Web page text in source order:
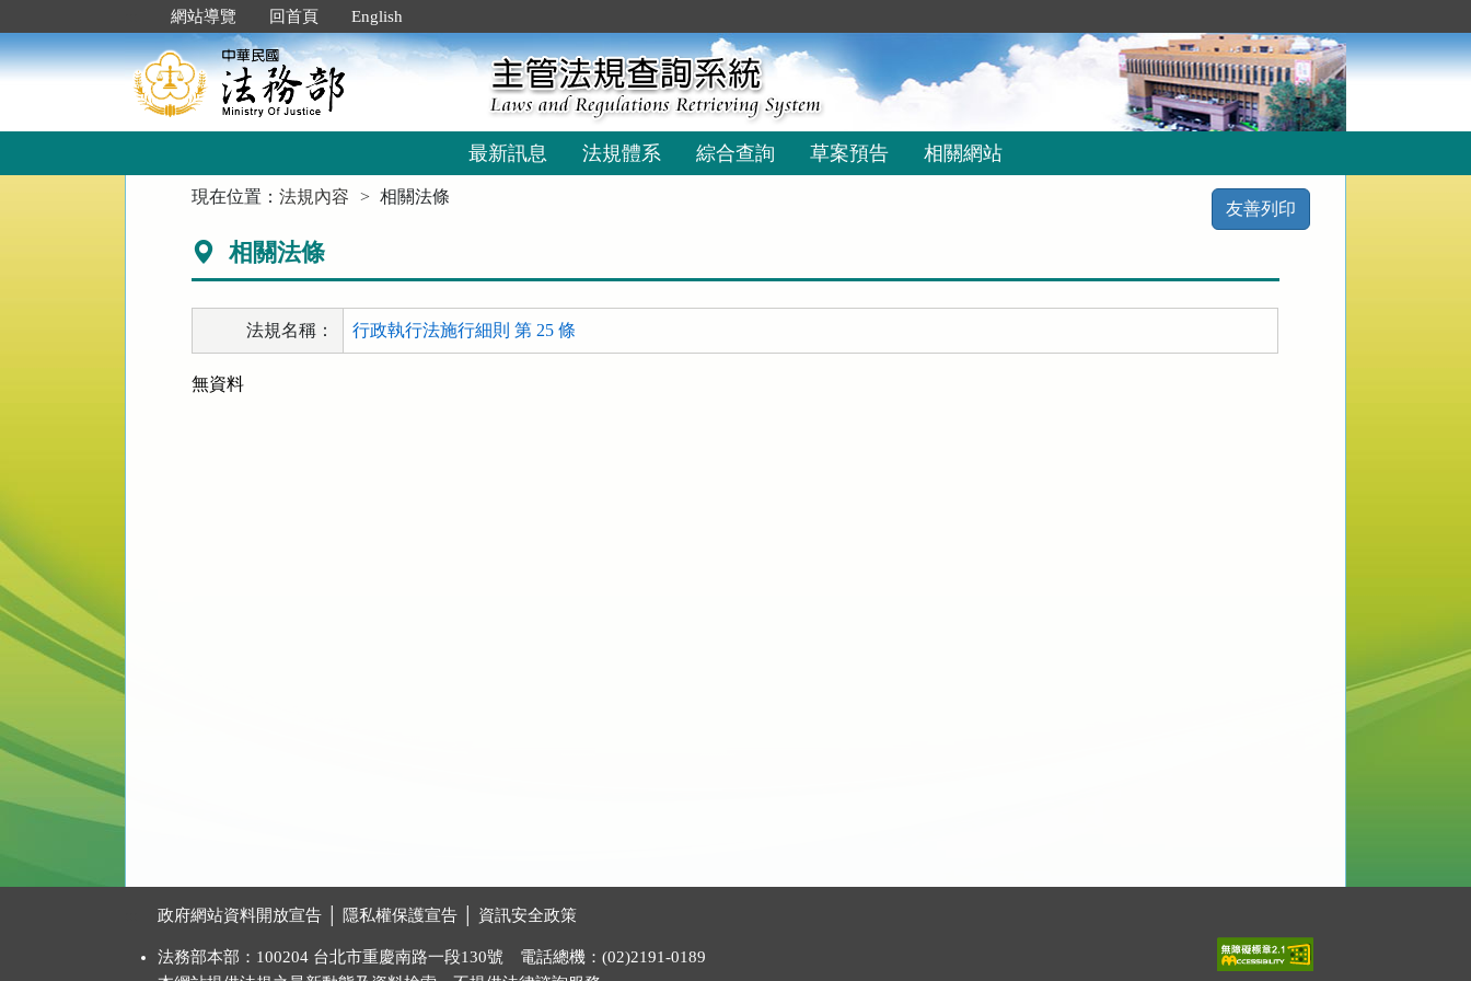
到
主
要
網站導覽 回首頁 English
最新訊息 法規體系 綜合查詢 草案預告 相關網站
現在位置：法規內容 相關法條
友善列印
相關法條
法規名稱： 行政執行法施行細則 第 25 條
無資料
政府網站資料開放宣告 隱私權保護宣告 資訊安全政策
法務部本部：100204 台北市重慶南路一段130號 電話總機：(02)2191-0189